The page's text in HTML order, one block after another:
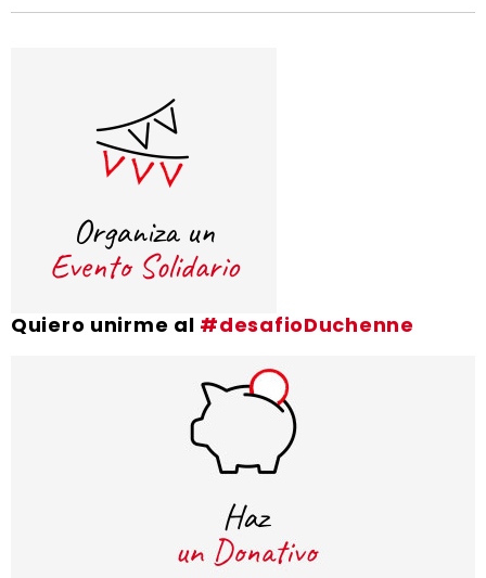
Quiero unirme al #desafioDuchenne